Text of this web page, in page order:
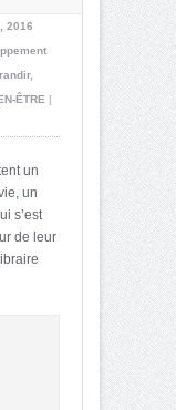
2016
,
ÊTRE |
un
un
s’est
de leur